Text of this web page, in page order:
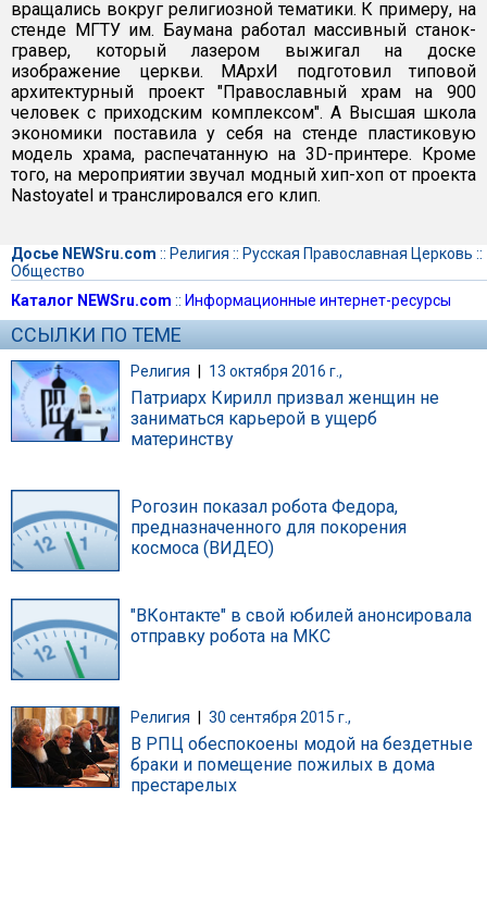
вращались вокруг религиозной тематики. К примеру, на
стенде МГТУ им. Баумана работал массивный станок-
гравер, который лазером выжигал на доске
изображение церкви. МАрхИ подготовил типовой
архитектурный проект "Православный храм на 900
человек с приходским комплексом". А Высшая школа
экономики поставила у себя на стенде пластиковую
модель храма, распечатанную на 3D-принтере. Кроме
того, на мероприятии звучал модный хип-хоп от проекта
Nastoyatel и транслировался его клип.
Досье NEWSru.com :: Религия :: Русская Православная Церковь ::
Общество
Каталог NEWSru.com :: Информационные интернет-ресурсы
ССЫЛКИ ПО ТЕМЕ
Религия | 13 октября 2016 г.,
Патриарх Кирилл призвал женщин не
заниматься карьерой в ущерб
материнству
Рогозин показал робота Федора,
предназначенного для покорения
космоса (ВИДЕО)
"ВКонтакте" в свой юбилей анонсировала
отправку робота на МКС
Религия 30 сентября 2015 г.,
В РПЦ обеспокоены модой на бездетные
браки и помещение пожилых в дома
престарелых